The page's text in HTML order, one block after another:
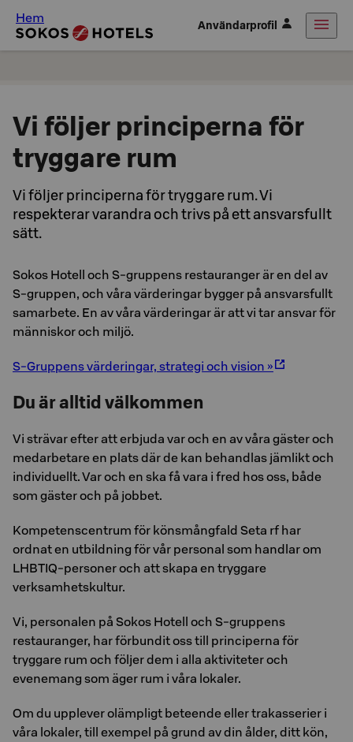
Hem Användarprofil
Vi följer principerna för
tryggare rum
Vi följer principerna för tryggare rum. Vi
respekterar varandra och trivs på ett ansvarsfullt
sätt.
Sokos Hotell och S-gruppens restauranger är en del av
S-gruppen, och våra värderingar bygger på ansvarsfullt
samarbete. En av våra värderingar är att vi tar ansvar för
människor och miljö.
S-Gruppens värderingar, strategi och vision »
Du är alltid välkommen
Vi strävar efter att erbjuda var och en av våra gäster och
medarbetare en plats där de kan behandlas jämlikt och
individuellt. Var och en ska få vara i fred hos oss, både
som gäster och på jobbet.
Kompetenscentrum för könsmångfald Seta rf har
ordnat en utbildning för vår personal som handlar om
LHBTIQ-personer och att skapa en tryggare
verksamhetskultur.
Vi, personalen på Sokos Hotell och S-gruppens
restauranger, har förbundit oss till principerna för
tryggare rum och följer dem i alla aktiviteter och
evenemang som äger rum i våra lokaler.
Om du upplever olämpligt beteende eller trakasserier i
våra lokaler, till exempel på grund av din ålder, ditt kön,